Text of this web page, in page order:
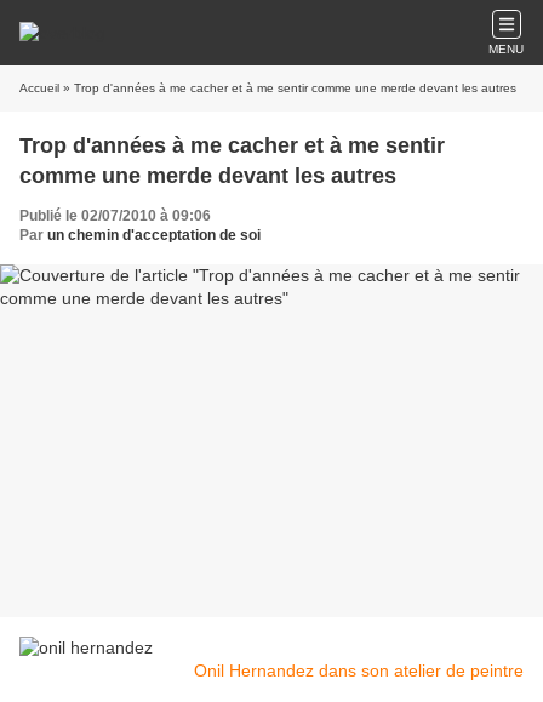
MENU
Accueil » Trop d'années à me cacher et à me sentir comme une merde devant les autres
Trop d'années à me cacher et à me sentir
comme une merde devant les autres
Publié le 02/07/2010 à 09:06
Par un chemin d'acceptation de soi
Onil Hernandez dans son atelier de peintre